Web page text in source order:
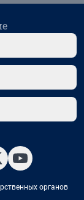
органов